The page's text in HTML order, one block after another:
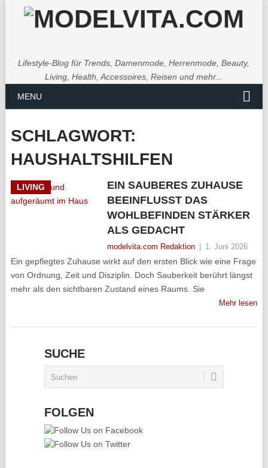
Lifestyle-Blog für Trends, Damenmode, Herrenmode, Beauty,
Living, Health, Accessoires, Reisen und mehr...
MENU
SCHLAGWORT:
HAUSHALTSHILFEN
LIVING
EIN SAUBERES ZUHAUSE
BEEINFLUSST DAS
WOHLBEFINDEN STÄRKER
ALS GEDACHT
modelvita.com Redaktion 1. Juni 2026
Ein gepflegtes Zuhause wirkt auf den ersten Blick wie eine Frage
von Ordnung, Zeit und Disziplin. Doch Sauberkeit berührt längst
mehr als den sichtbaren Zustand eines Raums. Sie
Mehr lesen
SUCHE
FOLGEN